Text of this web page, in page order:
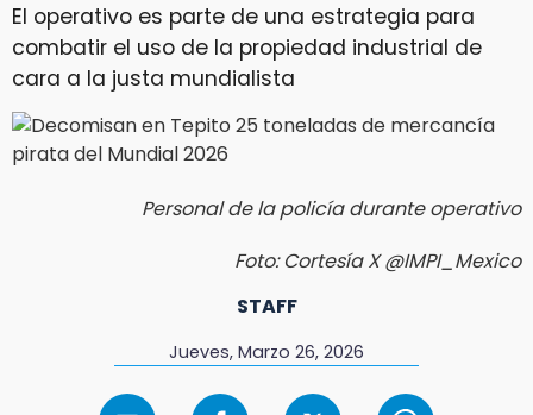
El operativo es parte de una estrategia para
combatir el uso de la propiedad industrial de
cara a la justa mundialista
Personal de la policía durante operativo
Foto: Cortesía X @IMPI_Mexico
STAFF
Jueves, Marzo 26, 2026